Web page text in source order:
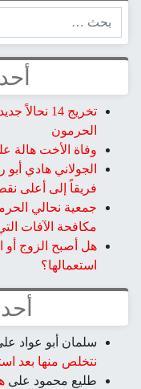
تخريج 14
الحرمون
وفاة الأخت
الجولاني هادي
فريقاً إلى أعلى
جمعية نحالي
مكافحة الآفات
هل أصبح الزوج أو
استعمالها؟
سلمان أبو عواد
نتخلص منها بعد
طليع محمود على